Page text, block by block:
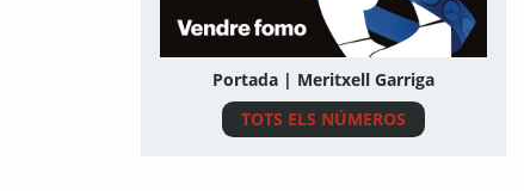
Portada | Meritxell Garriga
TOTS ELS NÚMEROS